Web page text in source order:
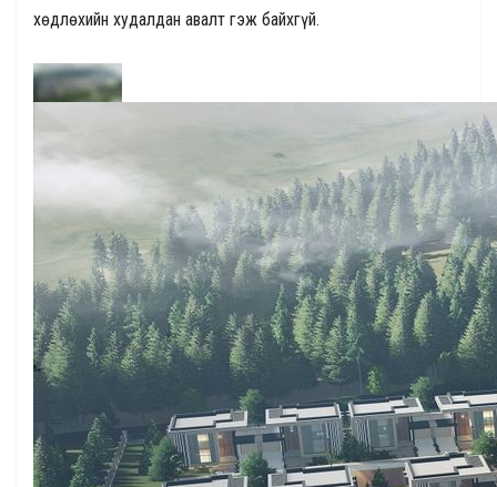
хөдлөхийн худалдан авалт гэж байхгүй.